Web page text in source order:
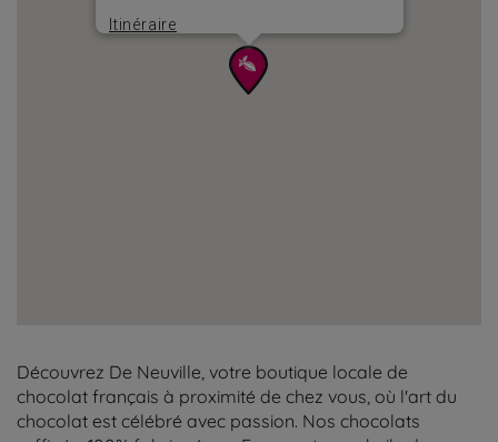
Itinéraire
Découvrez De Neuville, votre boutique locale de
chocolat français à proximité de chez vous, où l'art du
chocolat est célébré avec passion. Nos chocolats